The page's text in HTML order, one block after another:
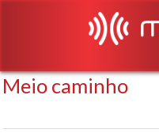
‎Meio caminho